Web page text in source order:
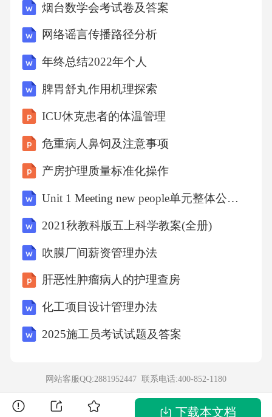
语言结构与逻辑清晰度的重要性
在研究生复试过程中，语言表达能力是衡量考
生综合素质的重要指标之一。语言结构与逻辑
清晰度的掌握直接影响到考生在复试中的表
现。以下将从语言结构的规范性、逻辑清晰度
的把握以及两者的实际应用等方面进行详细阐
首先，语言结构的规范性对学术表达至关重
要。学术写作需要遵循一定的规范和标准，这
括段落结构的合理安排。根据李TD（李太德）
对学术论文写作的研究，规范的语言结构通常
包括引言、正文和结论部分，每个部分都有明
确的功能和要求。在复试中，考生需要在语言
结构上体现出逻辑性和条理性，避免出现内容
构能够帮助考生更好地展示知识体系和逻辑推
烟台数学会考试卷及答案
网络谣言传播路径分析
年终总结2022年个人
脾胃舒丸作用机理探索
ICU休克患者的体温管理
危重病人鼻饲及注意事项
产房护理质量标准化操作
Unit 1 Meeting new people单元整体公开课一等奖创新教学设计（共六课时）
2021秋教科版五上科学教案(全册)
吹膜厂间薪资管理办法
肝恶性肿瘤病人的护理查房
化工项目设计管理办法
2025施工员考试试题及答案
网站客服QQ:2881952447 联系电话:400-852-1180
下载本文档